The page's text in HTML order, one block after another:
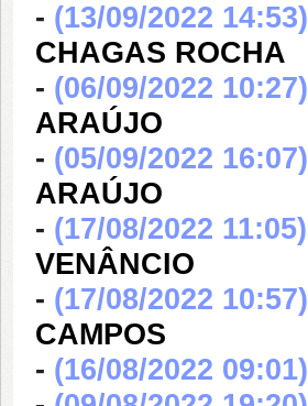
- (13/09/2022 14:53)
CHAGAS ROCHA
- (06/09/2022 10:27)
ARAÚJO
- (05/09/2022 16:07)
ARAÚJO
- (17/08/2022 11:05)
VENÂNCIO
- (17/08/2022 10:57)
CAMPOS
- (16/08/2022 09:01)